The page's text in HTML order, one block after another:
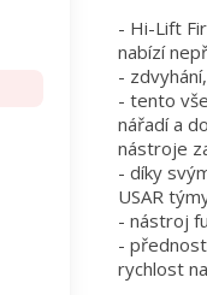
- Hi-Lift
nabízí
-
- tento
nářadí a
nástroje
- díky
USAR
- nástroj
-
rychlost